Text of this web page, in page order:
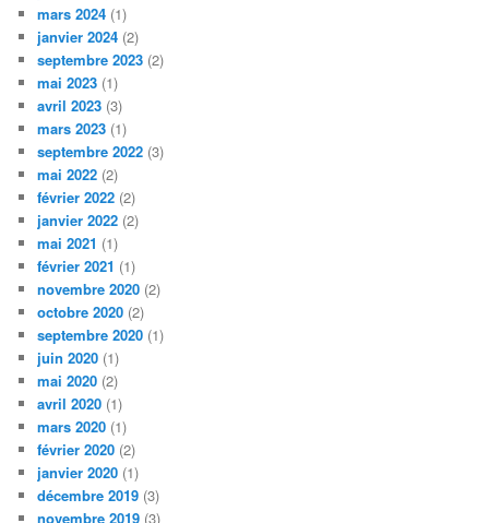
mars 2024 (1)
janvier 2024 (2)
septembre 2023 (2)
mai 2023 (1)
avril 2023 (3)
mars 2023 (1)
septembre 2022 (3)
mai 2022 (2)
février 2022 (2)
janvier 2022 (2)
mai 2021 (1)
février 2021 (1)
novembre 2020 (2)
octobre 2020 (2)
septembre 2020 (1)
juin 2020 (1)
mai 2020 (2)
avril 2020 (1)
mars 2020 (1)
février 2020 (2)
janvier 2020 (1)
décembre 2019 (3)
novembre 2019 (3)